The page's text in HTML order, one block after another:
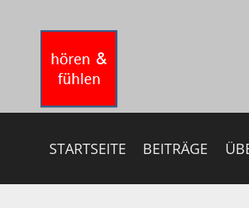
springen
STARTSEITE BEITRÄGE